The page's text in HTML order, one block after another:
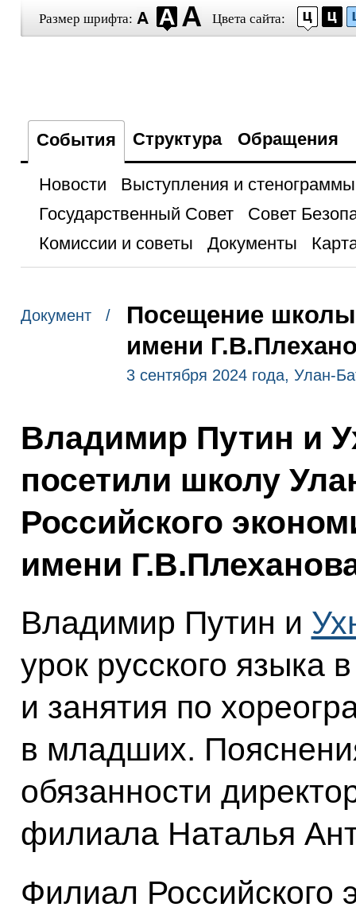
Размер шрифта: Цвета сайта:
События Структура Обращения
Новости
Выступления и стенограммы
Государственный Совет
Совет
Комиссии и советы
Документы
Документ /
Посещение
имени
3 сентября 2024 года, Улан-
Владимир Путин и
посетили школу
Российского
имени
Владимир Путин и
урок русского языка
и занятия по
в младших.
обязанности
филиала Наталья
Филиал Российского